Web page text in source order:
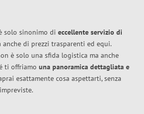
solo sinonimo di eccellente servizio di
anche di prezzi trasparenti ed equi.
è solo una sfida logistica ma anche
ti offriamo una panoramica dettagliata e
esattamente cosa aspettarti, senza